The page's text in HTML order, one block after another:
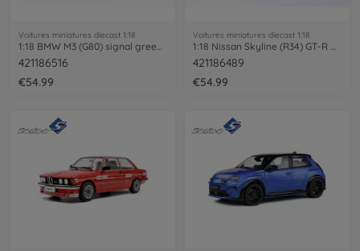
Voitures miniatures diecast 1:18
421186516
€54.99
Voitures miniatures diecast 1:18
421186489
€54.99